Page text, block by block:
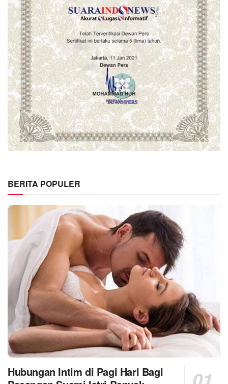
BERITA POPULER
Hubungan Intim di Pagi Hari Bagi